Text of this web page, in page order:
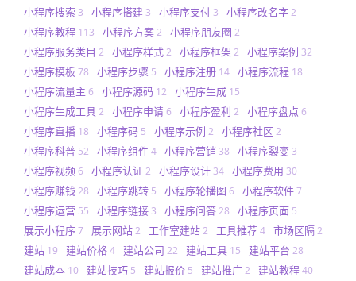
小程序搜索 3 小程序搭建 3 小程序支付 3 小程序改名字 2
小程序教程 113 小程序方案2 小程序朋友圈 2
小程序服务类目 2 小程序样式2 小程序框架 2 小程序案例 32
小程序模板 78 小程序步骤 5 小程序注册 14 小程序流程 18
小程序流量主 6 小程序源码 12 小程序生成 15
小程序生成工具2 小程序申请6 小程序盈利 2 小程序盘点 6
小程序直播 18 小程序码 5 小程序示例 2 小程序社区 2
小程序科普 52 小程序组件4 小程序营销 38 小程序裂变 3
小程序视频6 小程序认证2 小程序设计 34 小程序费用 30
小程序赚钱28 小程序跳转 5 小程序轮播图 6 小程序软件7
小程序运营 55 小程序链接 3 小程序问答28 小程序页面 5
展示小程序7 展示网站2 工作室建站2 工具推荐4 市场区隔2
建站 19 建站价格4 建站公司 22 建站工具 15 建站平台 28
建站成本 10 建站技巧 5 建站报价 5 建站推广2 建站教程40